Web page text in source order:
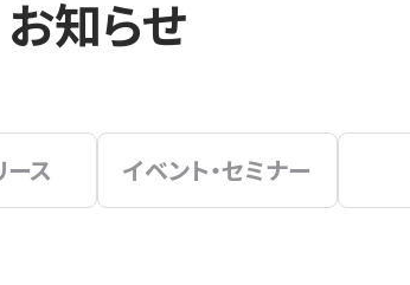
お知らせ
ース イベント・セミナー